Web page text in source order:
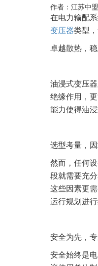
作者：江苏中
在电力输配系
变压器类型
卓越散热，
油浸式变压
绝缘作用，
能力使得油
选型考量，
然而，任何
段就需要充
这些因素更
运行规划进行
安全为先，
安全始终是